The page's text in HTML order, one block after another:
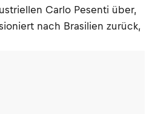
Carlo Pesenti über,
nach Brasilien zurück,